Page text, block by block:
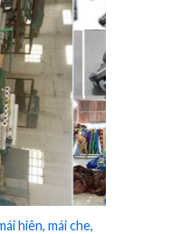
hiên, mái che,